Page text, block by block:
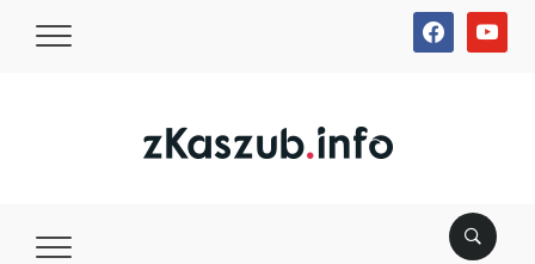
facebookyoutube